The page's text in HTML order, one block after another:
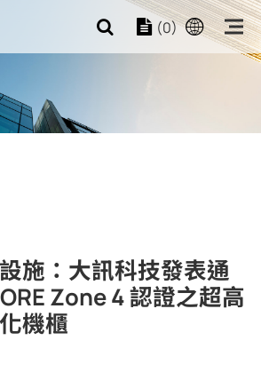
(0)
施：大訊科技發表通
Zone 4 認證之超高
機櫃